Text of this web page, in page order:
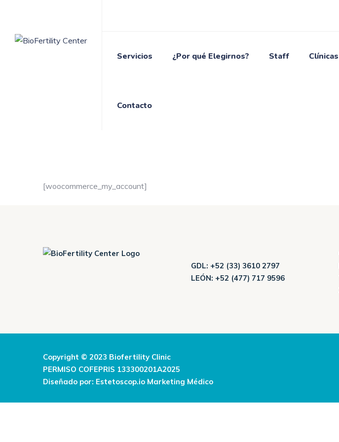
content
Servicios ¿Por qué Elegirnos? Staff Clínicas
Contacto
[woocommerce_my_account]
GDL: +52 (33) 3610 2797
LEÓN: +52 (477) 717 9596
Copyright © 2023 Biofertility Clinic
PERMISO COFEPRIS 133300201A2025
Diseñado por: Estetoscop.io Marketing Médico